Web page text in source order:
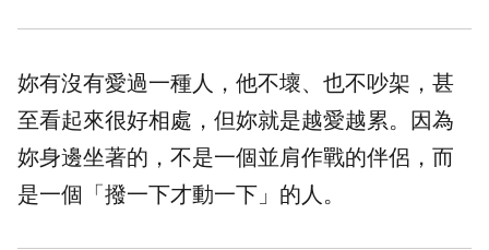
妳有沒有愛過一種人，他不壞、也不吵架，甚
至看起來很好相處，但妳就是越愛越累。因為
妳身邊坐著的，不是一個並肩作戰的伴侶，而
是一個「撥一下才動一下」的人。